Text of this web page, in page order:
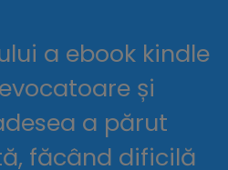
a ebook kindle
și
a părut
făcând dificilă